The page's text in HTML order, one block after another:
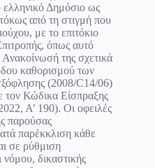
ελληνικό Δημόσιο ως
από τη στιγμή που
με το επιτόκιο
όπως αυτό
της σχετικά
καθορισμού των
(2008/C14/06)
τον Κώδικα Είσπραξης
Α’ 190). Οι οφειλές
παρούσας
παρέκκλιση κάθε
σε ρύθμιση
δικαστικής